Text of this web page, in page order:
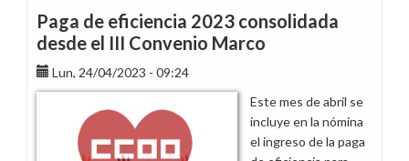
la
revalorización
salarial
en
Endesa
Paga de eficiencia 2023 consolidada
desde el III Convenio Marco
Lun, 24/04/2023 - 09:24
Este mes de abril se
incluye en la nómina
el ingreso de la paga